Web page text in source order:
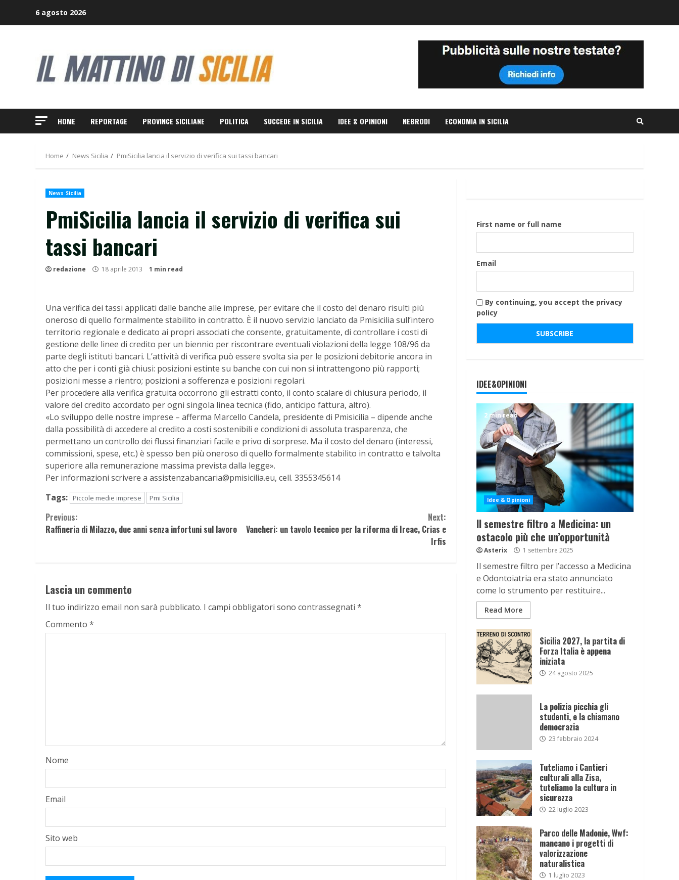
6 agosto 2026
HOME REPORTAGE PROVINCE SICILIANE POLITICA SUCCEDE IN SICILIA IDEE & OPINIONI NEBRODI ECONOMIA IN SICILIA
Home News Sicilia PmiSicilia lancia il servizio di verifica sui tassi bancari
News Sicilia
PmiSicilia lancia il servizio di verifica sui
tassi bancari
redazione 18 aprile 2013 1 min read
Una verifica dei tassi applicati dalle banche alle imprese, per evitare che il costo del denaro risulti più
oneroso di quello formalmente stabilito in contratto. È il nuovo servizio lanciato da Pmisicilia sull’intero
territorio regionale e dedicato ai propri associati che consente, gratuitamente, di controllare i costi di
gestione delle linee di credito per un biennio per riscontrare eventuali violazioni della legge 108/96 da
parte degli istituti bancari. L’attività di verifica può essere svolta sia per le posizioni debitorie ancora in
atto che per i conti già chiusi: posizioni estinte su banche con cui non si intrattengono più rapporti;
posizioni messe a rientro; posizioni a sofferenza e posizioni regolari.
Per procedere alla verifica gratuita occorrono gli estratti conto, il conto scalare di chiusura periodo, il
valore del credito accordato per ogni singola linea tecnica (fido, anticipo fattura, altro).
«Lo sviluppo delle nostre imprese – afferma Marcello Candela, presidente di Pmisicilia – dipende anche
dalla possibilità di accedere al credito a costi sostenibili e condizioni di assoluta trasparenza, che
permettano un controllo dei flussi finanziari facile e privo di sorprese. Ma il costo del denaro (interessi,
commissioni, spese, etc.) è spesso ben più oneroso di quello formalmente stabilito in contratto e talvolta
superiore alla remunerazione massima prevista dalla legge».
Per informazioni scrivere a assistenzabancaria@pmisicilia.eu, cell. 3355345614
Tags:
Piccole medie imprese Pmi Sicilia
Continue
Reading
Previous:
Raffineria di Milazzo, due anni senza infortuni sul lavoro
Next:
Vancheri: un tavolo tecnico per la riforma di Ircac, Crias e
Irfis
Lascia un commento
Il tuo indirizzo email non sarà pubblicato. I campi obbligatori sono contrassegnati *
Commento *
Nome
Email
Sito web
First name or full name
Email
By continuing, you accept the privacy
policy
IDEE&OPINIONI
2 min read
Idee & Opinioni
Il semestre filtro a Medicina: un
ostacolo più che un’opportunità
Asterix 1 settembre 2025
Il semestre filtro per l’accesso a Medicina
e Odontoiatria era stato annunciato
come lo strumento per restituire...
Read More
Sicilia 2027, la partita di
Forza Italia è appena
iniziata
24 agosto 2025
La polizia picchia gli
studenti, e la chiamano
democrazia
23 febbraio 2024
Tuteliamo i Cantieri
culturali alla Zisa,
tuteliamo la cultura in
sicurezza
22 luglio 2023
Parco delle Madonie, Wwf:
mancano i progetti di
valorizzazione
naturalistica
1 luglio 2023